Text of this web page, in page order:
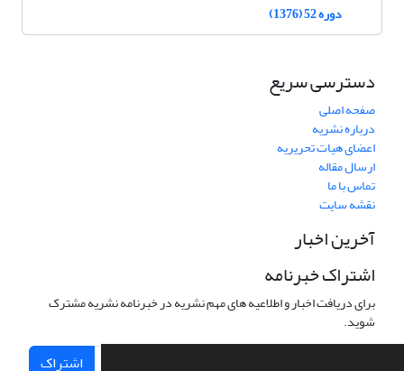
دوره 52 (1376)
دسترسی سریع
صفحه اصلی
درباره نشریه
اعضای هیات تحریریه
ارسال مقاله
تماس با ما
نقشه سایت
آخرین اخبار
اشتراک خبرنامه
برای دریافت اخبار و اطلاعیه های مهم نشریه در خبرنامه نشریه مشترک
شوید.
اشتراک